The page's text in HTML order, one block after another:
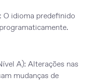
O idioma predefinido
A): Alterações nas
mudanças de